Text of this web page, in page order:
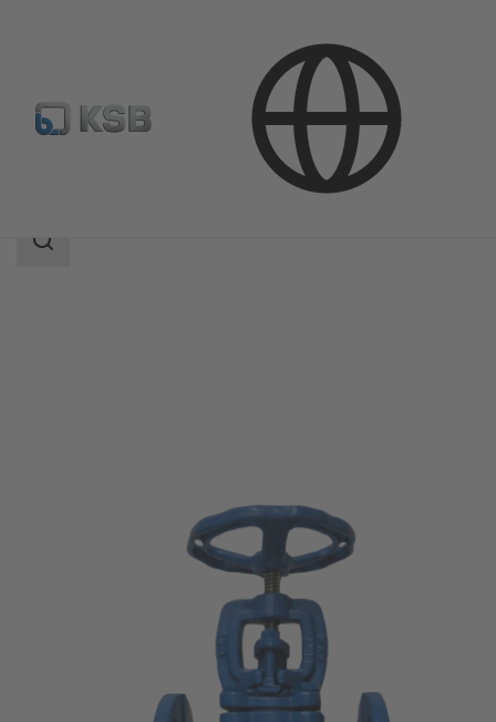
Каталог продукции ECOLINE VA 16
Область